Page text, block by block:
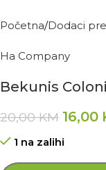
Početna Dodaci
Ha Company
Bekunis
20,00KM 16,00
1 na zalihi